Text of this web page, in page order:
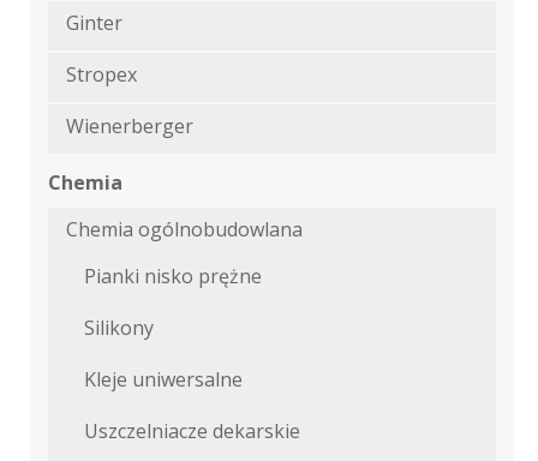
Ginter
Stropex
Wienerberger
Chemia
Chemia ogólnobudowlana
Pianki nisko prężne
Silikony
Kleje uniwersalne
Uszczelniacze dekarskie